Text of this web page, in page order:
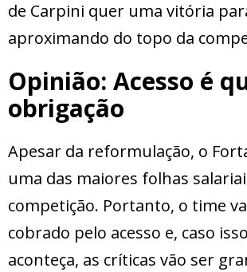
de Carpini quer uma vitória
aproximando do topo da
Opinião: Acesso é
obrigação
Apesar da reformulação, o
uma das maiores folhas
competição. Portanto, o time
cobrado pelo acesso e, caso
aconteça, as críticas vão ser